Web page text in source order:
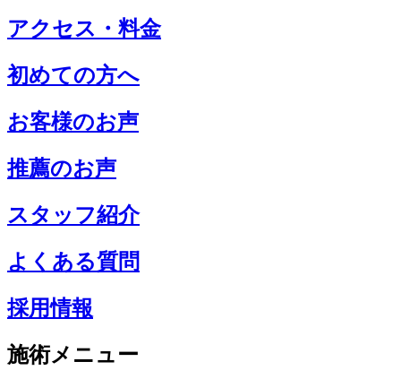
アクセス・料金
初めての方へ
お客様のお声
推薦のお声
スタッフ紹介
よくある質問
採用情報
施術メニュー